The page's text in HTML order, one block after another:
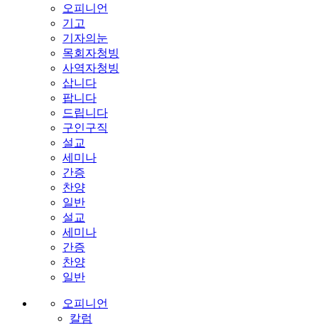
오피니언
기고
기자의눈
목회자청빙
사역자청빙
삽니다
팝니다
드립니다
구인구직
설교
세미나
간증
찬양
일반
설교
세미나
간증
찬양
일반
오피니언
칼럼